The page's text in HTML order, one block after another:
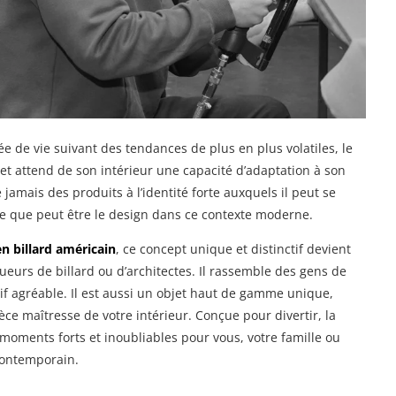
de vie suivant des tendances de plus en plus volatiles, le
attend de son intérieur une capacité d’adaptation à son
des produits à l’identité forte auxquels il peut se
peut être le design dans ce contexte moderne.
billard américain, ce concept unique et distinctif devient
de billard ou d’architectes. Il rassemble des gens de
agréable. Il est aussi un objet haut de gamme unique,
maîtresse de votre intérieur. Conçue pour divertir, la
forts et inoubliables pour vous, votre famille ou